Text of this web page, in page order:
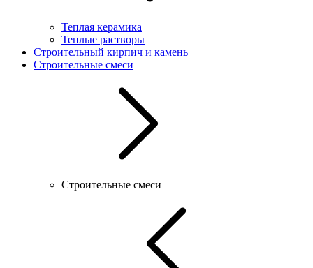
Теплая керамика
Теплые растворы
Строительный кирпич и камень
Строительные смеси
Строительные смеси